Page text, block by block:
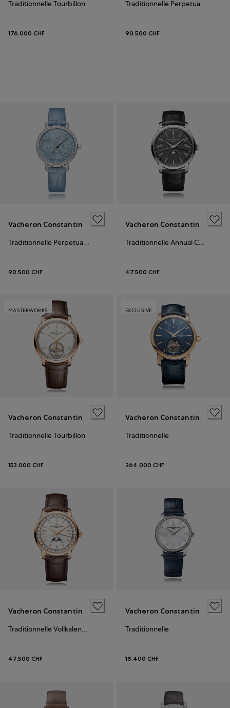
Traditionnelle Tourbillon
176.000 CHF
Traditionnelle Perpetual Calendar
90.500 CHF
Vacheron Constantin
Traditionnelle Perpetual Calendar
90.500 CHF
Vacheron Constantin
Traditionnelle Annual Calendar
47.500 CHF
MASTERWORKS
Vacheron Constantin
Traditionnelle Tourbillon
153.000 CHF
EXCLUSIVE
Vacheron Constantin
Traditionnelle
264.000 CHF
Vacheron Constantin
Traditionnelle Vollkalender
47.500 CHF
Vacheron Constantin
Traditionnelle
18.400 CHF